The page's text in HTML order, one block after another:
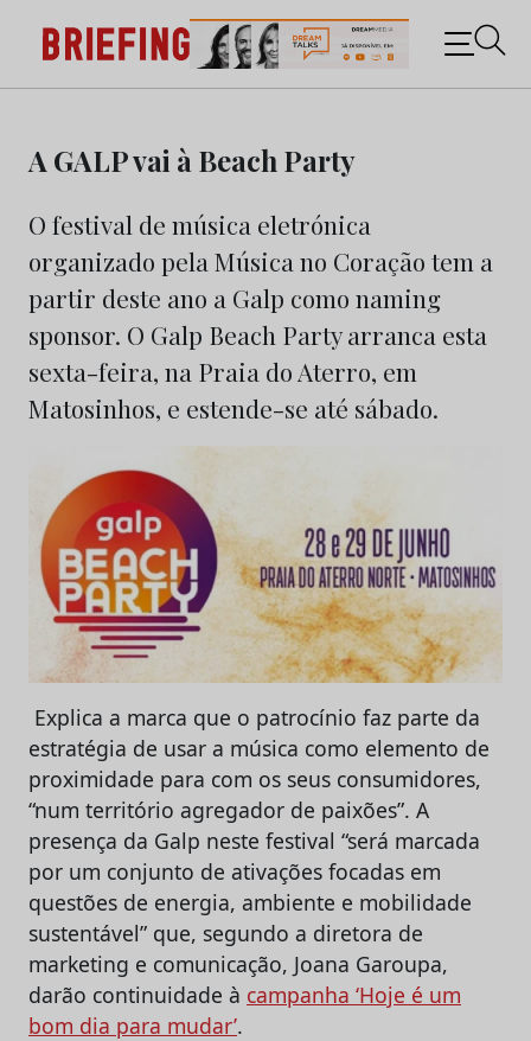
content
Briefing: Todas as notícias sobre os negócios do
Marketing e da Publicidade
A GALP vai à Beach Party
O festival de música eletrónica
organizado pela Música no Coração tem a
partir deste ano a Galp como naming
sponsor. O Galp Beach Party arranca esta
sexta-feira, na Praia do Aterro, em
Matosinhos, e estende-se até sábado.
Explica a marca que o patrocínio faz parte da
estratégia de usar a música como elemento de
proximidade para com os seus consumidores,
“num território agregador de paixões”. A
presença da Galp neste festival “será marcada
por um conjunto de ativações focadas em
questões de energia, ambiente e mobilidade
sustentável” que, segundo a diretora de
marketing e comunicação, Joana Garoupa,
darão continuidade à campanha ‘Hoje é um
bom dia para mudar’.